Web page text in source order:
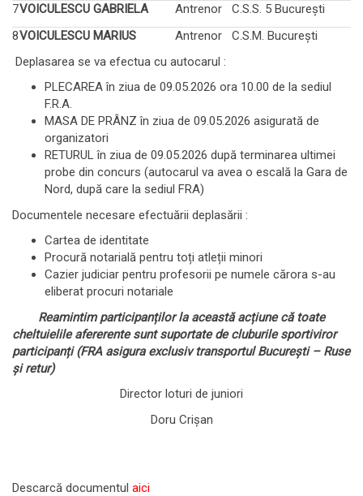
7VOICULESCU GABRIELA Antrenor
C.S.S. 5 București
8VOICULESCU MARIUS Antrenor
C.S.M. București
Deplasarea se va efectua cu autocarul :
PLECAREA în ziua de 09.05.2026 ora 10.00 de la sediul
F.R.A.
MASA DE PRÂNZ în ziua de 09.05.2026 asigurată de
organizatori
RETURUL în ziua de 09.05.2026 după terminarea ultimei
probe din concurs (autocarul va avea o escală la Gara de
Nord, după care la sediul FRA)
Documentele necesare efectuării deplasării :
Cartea de identitate
Procură notarială pentru toți atleții minori
Cazier judiciar pentru profesorii pe numele cărora s-au
eliberat procuri notariale
Reamintim participanților la această acțiune că toate
cheltuielile afererente sunt suportate de cluburile sportiviror
participanți (FRA asigura exclusiv transportul București – Ruse
și retur)
Director loturi de juniori
Doru Crișan
Descarcă documentul aici